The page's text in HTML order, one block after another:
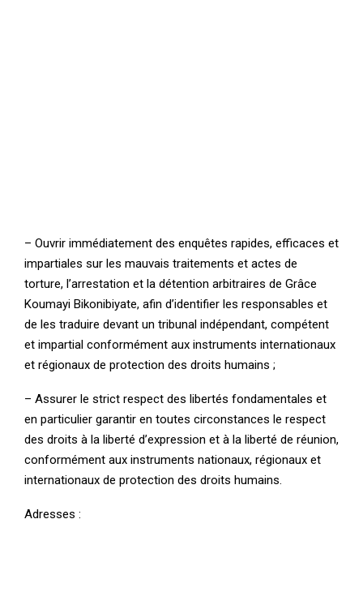
– Ouvrir immédiatement des enquêtes rapides, efficaces et
impartiales sur les mauvais traitements et actes de
torture, l’arrestation et la détention arbitraires de Grâce
Koumayi Bikonibiyate, afin d’identifier les responsables et
de les traduire devant un tribunal indépendant, compétent
et impartial conformément aux instruments internationaux
et régionaux de protection des droits humains ;
– Assurer le strict respect des libertés fondamentales et
en particulier garantir en toutes circonstances le respect
des droits à la liberté d’expression et à la liberté de réunion,
conformément aux instruments nationaux, régionaux et
internationaux de protection des droits humains.
Adresses :